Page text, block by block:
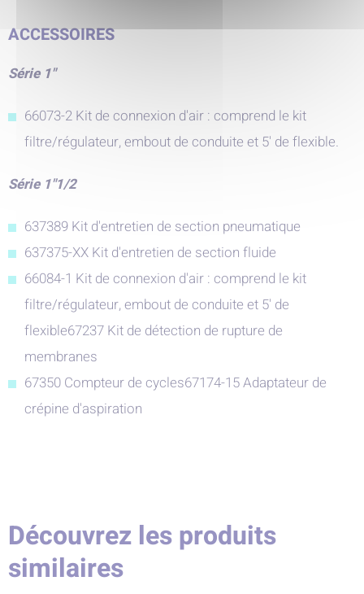
ACCESSOIRES
Série 1"
66073-2 Kit de connexion d'air : comprend le kit
filtre/régulateur, embout de conduite et 5' de flexible.
Série 1"1/2
637389 Kit d'entretien de section pneumatique
637375-XX Kit d'entretien de section fluide
66084-1 Kit de connexion d'air : comprend le kit
filtre/régulateur, embout de conduite et 5' de
flexible67237 Kit de détection de rupture de
membranes
67350 Compteur de cycles67174-15 Adaptateur de
crépine d'aspiration
Découvrez les produits
similaires